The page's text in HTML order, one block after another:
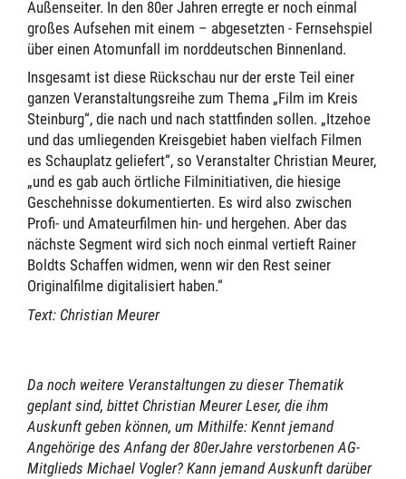
Außenseiter. In den 80er Jahren erregte er noch einmal
großes Aufsehen mit einem – abgesetzten - Fernsehspiel
über einen Atomunfall im norddeutschen Binnenland.
Insgesamt ist diese Rückschau nur der erste Teil einer
ganzen Veranstaltungsreihe zum Thema „Film im Kreis
Steinburg“, die nach und nach stattfinden sollen. „Itzehoe
und das umliegenden Kreisgebiet haben vielfach Filmen
es Schauplatz geliefert“, so Veranstalter Christian Meurer,
„und es gab auch örtliche Filminitiativen, die hiesige
Geschehnisse dokumentierten. Es wird also zwischen
Profi- und Amateurfilmen hin- und hergehen. Aber das
nächste Segment wird sich noch einmal vertieft Rainer
Boldts Schaffen widmen, wenn wir den Rest seiner
Originalfilme digitalisiert haben.“
Text: Christian Meurer
Da noch weitere Veranstaltungen zu dieser Thematik
geplant sind, bittet Christian Meurer Leser, die ihm
Auskunft geben können, um Mithilfe: Kennt jemand
Angehörige des Anfang der 80erJahre verstorbenen AG-
Mitglieds Michael Vogler? Kann jemand Auskunft darüber